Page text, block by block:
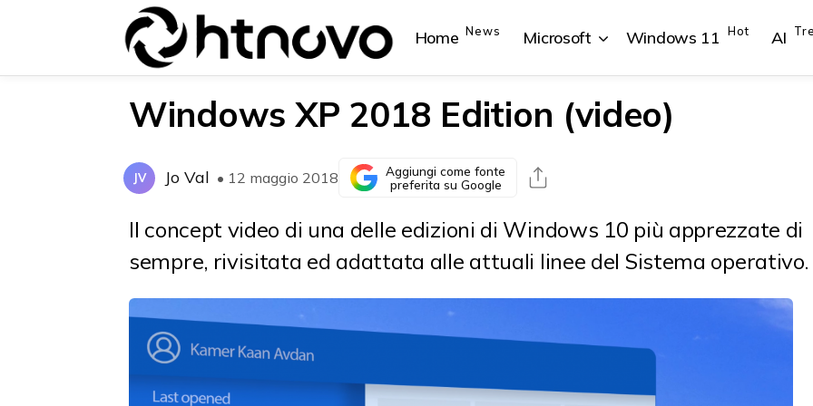
Home News Microsoft
{{POSTS[0].LABEL}} {{POSTS[1].LABEL}}
Windows 11 Hot AI
{{POSTS[0].LABEL}} {{POSTS[1].LABEL}}
Windows XP 2018 Edition (video)
JV Jo Val • 12 maggio 2018
Aggiungi come fonte
preferita su Google
Il concept video di una delle edizioni di Windows 10 più apprezzate di
sempre, rivisitata ed adattata alle attuali linee del Sistema operativo.